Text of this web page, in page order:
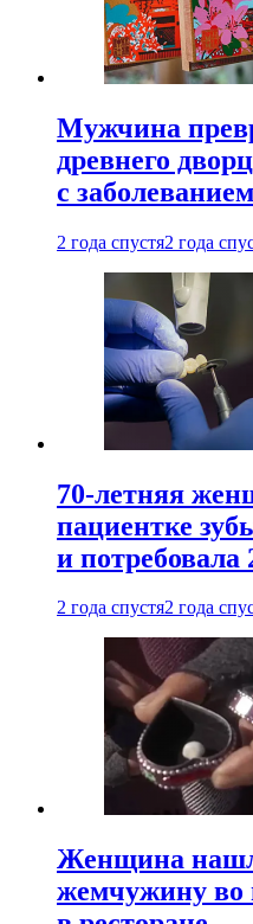
Мужчина
древнего
с заболеванием
2 года спустя2 года
70-летняя
пациентке
и потребовала
2 года спустя2 года
Женщина
жемчужину во